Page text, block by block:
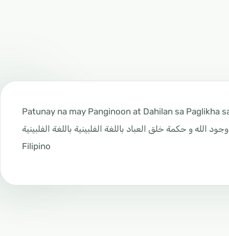
Patunay na may Panginoon at Dahilan sa Paglikha
الله و حكمة خلق العباد باللغة الفلبينية باللغة الفلبينية
Filipino